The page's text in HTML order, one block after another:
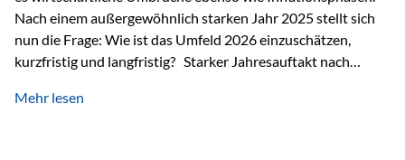
Nach einem außergewöhnlich starken Jahr 2025 stellt sich
nun die Frage: Wie ist das Umfeld 2026 einzuschätzen,
kurzfristig und langfristig? Starker Jahresauftakt nach
Dynamik in das Jahr 2026 gestartet. Zwischen dem
Mehr lesen